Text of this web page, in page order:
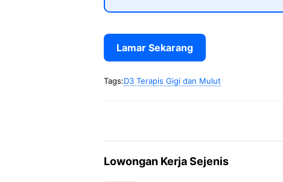
Lamar Sekarang
Tags:D3 Terapis Gigi dan Mulut
Lowongan Kerja Sejenis